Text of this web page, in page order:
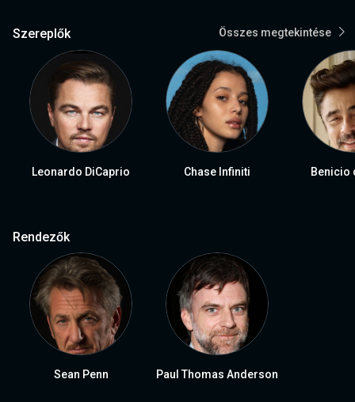
Szereplők Összes megtekintése
Leonardo DiCaprio Chase Infiniti Benicio
Rendezők
Sean Penn Paul Thomas Anderson